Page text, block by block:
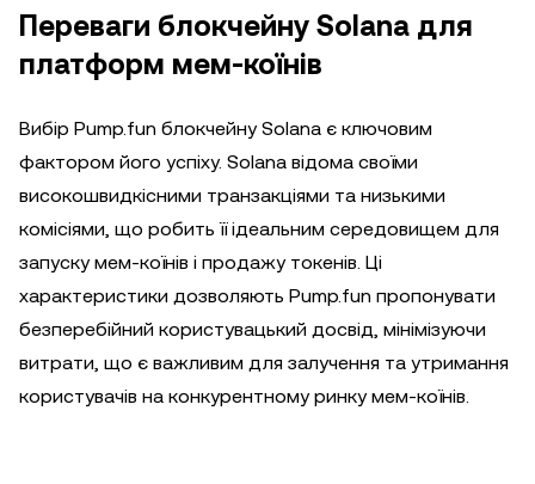
Переваги блокчейну Solana для
платформ мем-коїнів
Вибір Pump.fun блокчейну Solana є ключовим
фактором його успіху. Solana відома своїми
високошвидкісними транзакціями та низькими
комісіями, що робить її ідеальним середовищем для
запуску мем-коїнів і продажу токенів. Ці
характеристики дозволяють Pump.fun пропонувати
безперебійний користувацький досвід, мінімізуючи
витрати, що є важливим для залучення та утримання
користувачів на конкурентному ринку мем-коїнів.